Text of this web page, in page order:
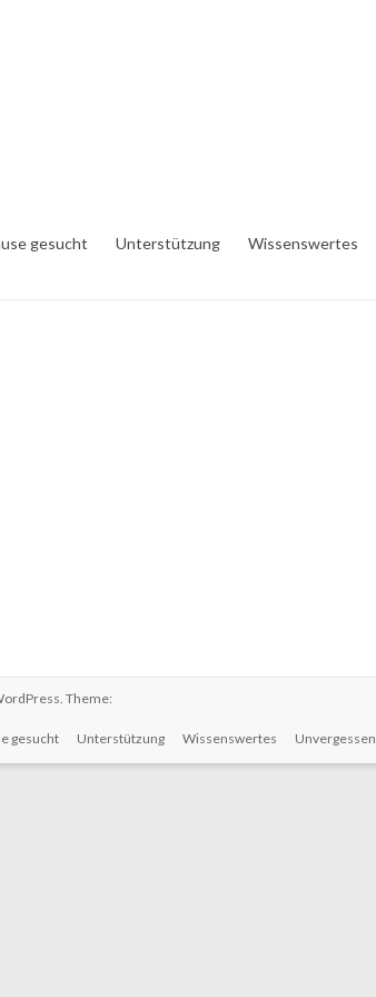
gesucht Unterstützung Wissenswertes
. Theme:
gesucht Unterstützung Wissenswertes Unvergessen